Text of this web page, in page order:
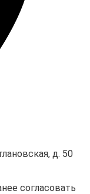
д. 50
согласовать